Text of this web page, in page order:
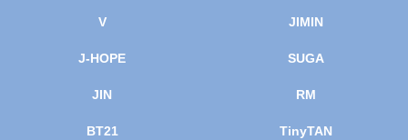
V JIMIN
J-HOPE SUGA
JIN RM
BT21 TinyTAN